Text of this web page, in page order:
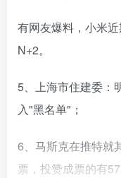
有网友爆料，小米
N+2。
5、上海市住建委：
入"黑名单"；
6、马斯克在推特就
票，投赞成票的有